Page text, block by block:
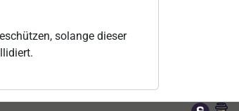
solange dieser